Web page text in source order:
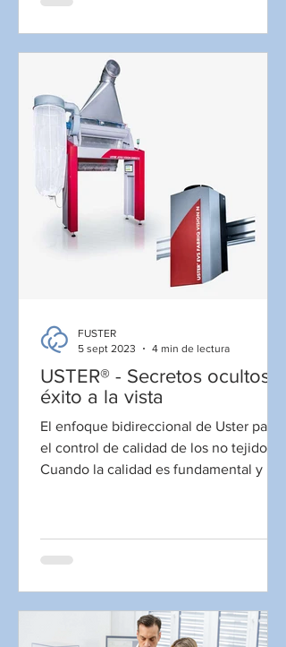
USTER® - Secretos ocultos,
éxito a la vista
El enfoque bidireccional de Uster para
el control de calidad de los no tejidos
Cuando la calidad es fundamental y la
FUSTER
5 sept 2023
4 min de lectura